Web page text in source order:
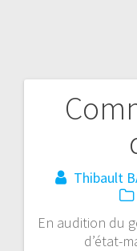
Thibault
En audition du
d’état-